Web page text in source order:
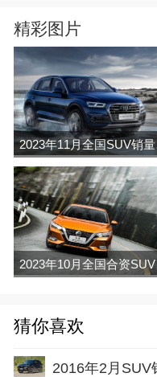
精彩图片
猜你喜欢